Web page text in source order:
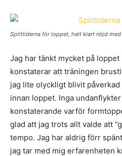
Splittiderna för loppet, helt klart nöjd
Jag har tänkt mycket på loppet
konstaterar att träningen
jag lite olyckligt blivit
innan loppet. Inga
konstaterande varför
glad att jag trots allt valde att
tempo. Jag har aldrig förr
jag tar med mig erfarenheten